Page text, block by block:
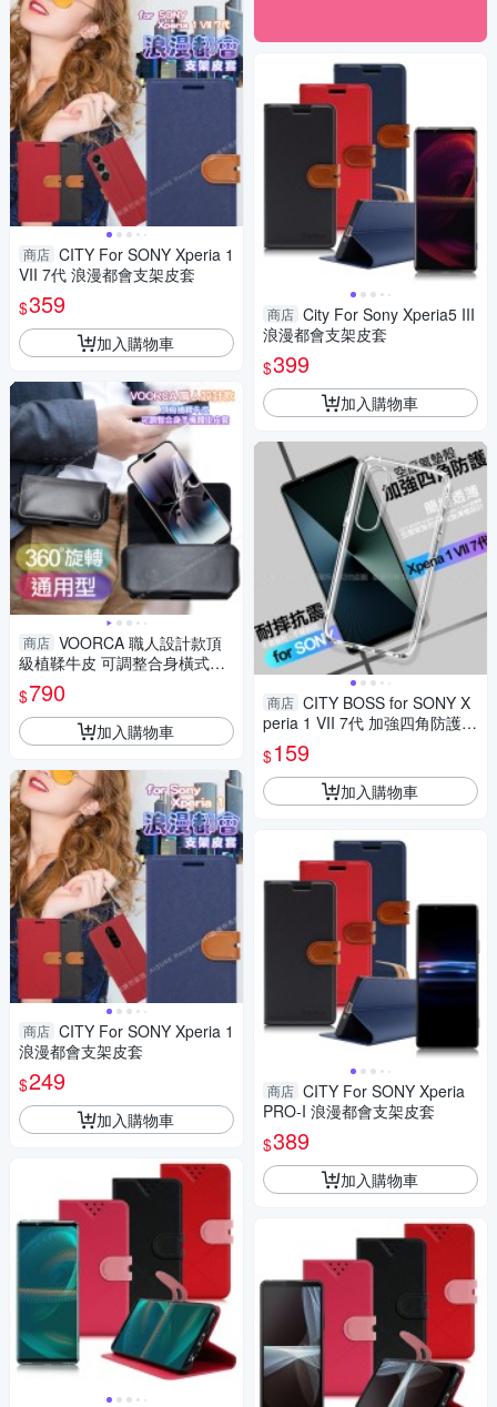
商店 CITY For SONY Xperia 1
VII 7代 浪漫都會支架皮套
$359
加入購物車
商店 VOORCA 職人設計款頂
級植鞣牛皮 可調整合身橫式腰
掛皮套for SONY Xperia 5 IV/ 5
III / 5 II
$790
加入購物車
商店 CITY For SONY Xperia 1
浪漫都會支架皮套
$249
加入購物車
商店 City For Sony Xperia5 III
浪漫都會支架皮套
$399
加入購物車
商店 CITY BOSS for SONY X
peria 1 VII 7代 加強四角防護防
摔空壓氣墊殼
$159
加入購物車
商店 CITY For SONY Xperia
PRO-I 浪漫都會支架皮套
$389
加入購物車